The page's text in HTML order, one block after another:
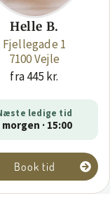
Helle B.
Fjellegade 1
7100 Vejle
fra 445 kr.
ledige tid
morgen · 15:00
Book tid